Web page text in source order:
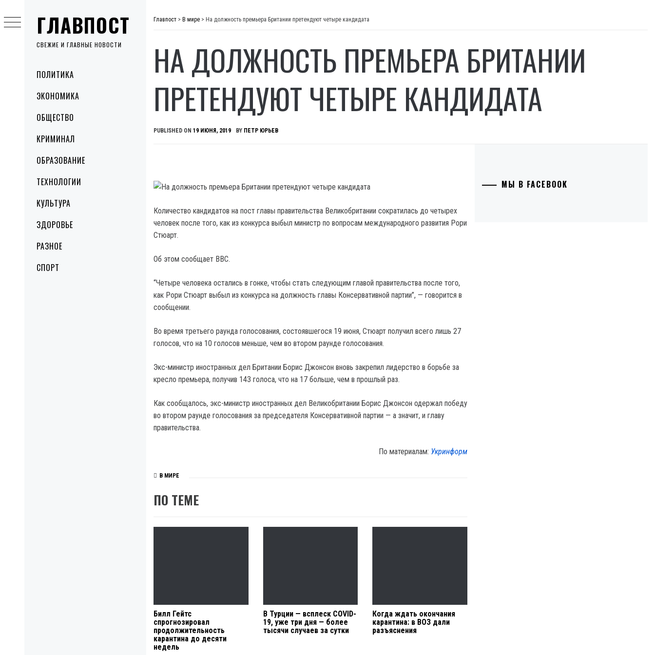
ГЛАВПОСТ
СВЕЖИЕ И ГЛАВНЫЕ НОВОСТИ
MenuПОЛИТИКА
ЭКОНОМИКА
ОБЩЕСТВО
КРИМИНАЛ
ОБРАЗОВАНИЕ
ТЕХНОЛОГИИ
КУЛЬТУРА
ЗДОРОВЬЕ
РАЗНОЕ
СПОРТ
to
content
Главпост > В мире > На должность премьера Британии претендуют четыре кандидата
НА ДОЛЖНОСТЬ ПРЕМЬЕРА БРИТАНИИ
ПРЕТЕНДУЮТ ЧЕТЫРЕ КАНДИДАТА
PUBLISHED ON 19 ИЮНЯ, 2019 BY ПЕТР ЮРЬЕВ
Количество кандидатов на пост главы правительства Великобритании сократилась до четырех
человек после того, как из конкурса выбыл министр по вопросам международного развития Рори
Стюарт.
Об этом сообщает BBC.
“Четыре человека остались в гонке, чтобы стать следующим главой правительства после того,
как Рори Стюарт выбыл из конкурса на должность главы Консервативной партии”, — говорится в
сообщении.
Во время третьего раунда голосования, состоявшегося 19 июня, Стюарт получил всего лишь 27
голосов, что на 10 голосов меньше, чем во втором раунде голосования.
Экс-министр иностранных дел Британии Борис Джонсон вновь закрепил лидерство в борьбе за
кресло премьера, получив 143 голоса, что на 17 больше, чем в прошлый раз.
Как сообщалось, экс-министр иностранных дел Великобритании Борис Джонсон одержал победу
во втором раунде голосования за председателя Консервативной партии — а значит, и главу
правительства.
По материалам: Укринформ
В МИРЕ
ПО ТЕМЕ
Билл Гейтс
спрогнозировал
продолжительность
карантина до десяти
недель
В Турции — всплеск COVID-
19, уже три дня — более
тысячи случаев за сутки
Когда ждать окончания
карантина: в ВОЗ дали
разъяснения
МЫ В FACEBOOK